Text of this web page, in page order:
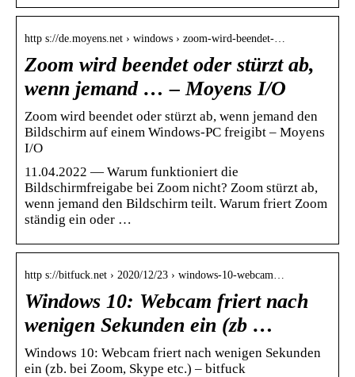
http s://de.moyens.net › windows › zoom-wird-beendet-…
Zoom wird beendet oder stürzt ab,
wenn jemand … – Moyens I/O
Zoom wird beendet oder stürzt ab, wenn jemand den
Bildschirm auf einem Windows-PC freigibt – Moyens
I/O
11.04.2022 — Warum funktioniert die
Bildschirmfreigabe bei Zoom nicht? Zoom stürzt ab,
wenn jemand den Bildschirm teilt. Warum friert Zoom
ständig ein oder …
http s://bitfuck.net › 2020/12/23 › windows-10-webcam…
Windows 10: Webcam friert nach
wenigen Sekunden ein (zb …
Windows 10: Webcam friert nach wenigen Sekunden
ein (zb. bei Zoom, Skype etc.) – bitfuck